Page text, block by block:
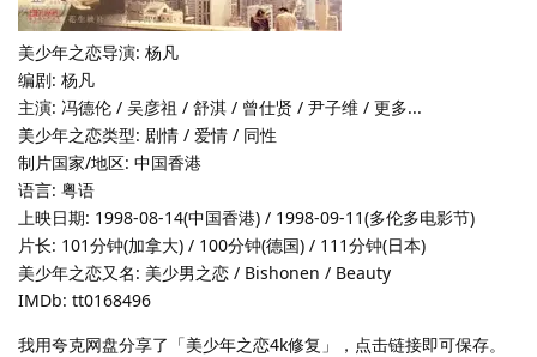
美少年之恋导演: 杨凡
编剧: 杨凡
主演: 冯德伦 / 吴彦祖 / 舒淇 / 曾仕贤 / 尹子维 / 更多...
美少年之恋类型: 剧情 / 爱情 / 同性
制片国家/地区: 中国香港
语言: 粤语
上映日期: 1998-08-14(中国香港) / 1998-09-11(多伦多电影节)
片长: 101分钟(加拿大) / 100分钟(德国) / 111分钟(日本)
美少年之恋又名: 美少男之恋 / Bishonen / Beauty
IMDb: tt0168496
我用夸克网盘分享了「美少年之恋4k修复」，点击链接即可保存。